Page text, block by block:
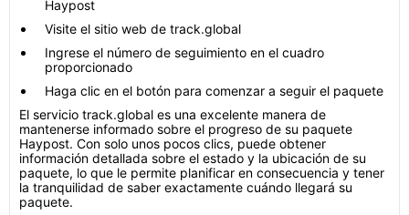
Haypost
Visite el sitio web de track.global
Ingrese el número de seguimiento en el cuadro
proporcionado
Haga clic en el botón para comenzar a seguir el paquete
El servicio track.global es una excelente manera de
mantenerse informado sobre el progreso de su paquete
Haypost. Con solo unos pocos clics, puede obtener
información detallada sobre el estado y la ubicación de su
paquete, lo que le permite planificar en consecuencia y tener
la tranquilidad de saber exactamente cuándo llegará su
paquete.